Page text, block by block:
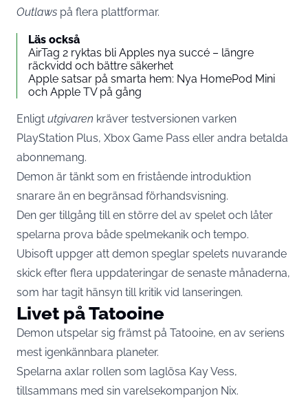
Outlaws på flera plattformar.
Läs också
AirTag 2 ryktas bli Apples nya succé – längre
räckvidd och bättre säkerhet
Apple satsar på smarta hem: Nya HomePod Mini
och Apple TV på gång
Enligt utgivaren kräver testversionen varken
PlayStation Plus, Xbox Game Pass eller andra betalda
abonnemang.
Demon är tänkt som en fristående introduktion
snarare än en begränsad förhandsvisning.
Den ger tillgång till en större del av spelet och låter
spelarna prova både spelmekanik och tempo.
Ubisoft uppger att demon speglar spelets nuvarande
skick efter flera uppdateringar de senaste månaderna,
som har tagit hänsyn till kritik vid lanseringen.
Livet på Tatooine
Demon utspelar sig främst på Tatooine, en av seriens
mest igenkännbara planeter.
Spelarna axlar rollen som laglösa Kay Vess,
tillsammans med sin varelsekompanjon Nix.